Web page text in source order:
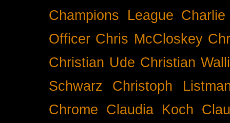
Champions League
Officer Chris McCloskey
Christian Ude Christian
Schwarz
Christoph
Chrome Claudia Koch